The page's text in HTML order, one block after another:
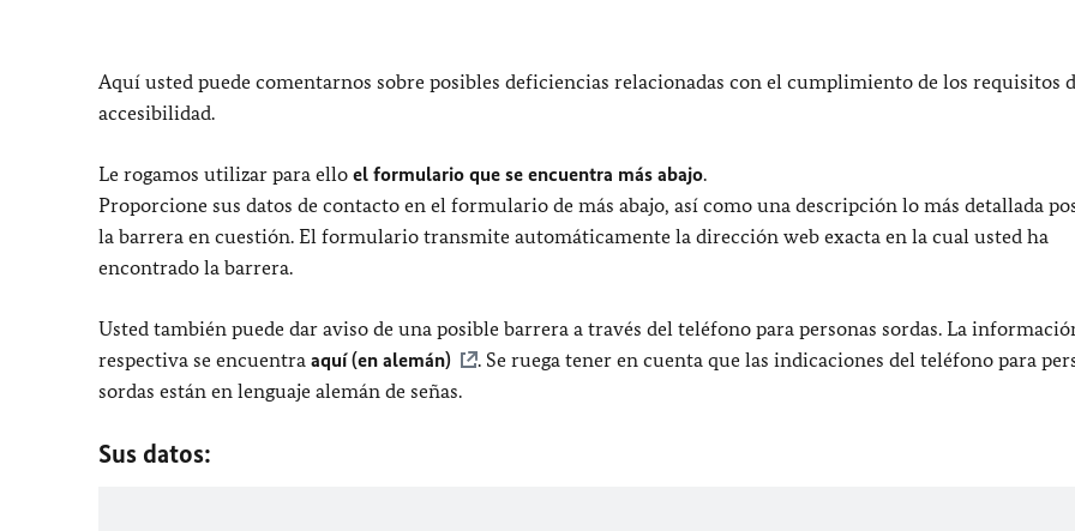
Aquí usted puede comentarnos sobre posibles deficiencias relacionadas con el cumplimiento de los requisitos
accesibilidad.
Le rogamos utilizar para ello el formulario que se encuentra más abajo.
Proporcione sus datos de contacto en el formulario de más abajo, así como una descripción lo más detallada
la barrera en cuestión. El formulario transmite automáticamente la dirección web exacta en la cual usted ha
encontrado la barrera.
Usted también puede dar aviso de una posible barrera a través del teléfono para personas sordas. La
respectiva se encuentra aquí (en alemán)
. Se ruega tener en cuenta que las indicaciones del teléfono para
sordas están en lenguaje alemán de señas.
Sus datos: